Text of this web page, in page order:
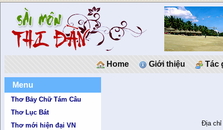
Home Giới thiệu Tác
Menu
Thơ Bảy Chữ Tám Câu
Thơ Lục Bát
Thơ mới hiện đại VN
Địa chỉ